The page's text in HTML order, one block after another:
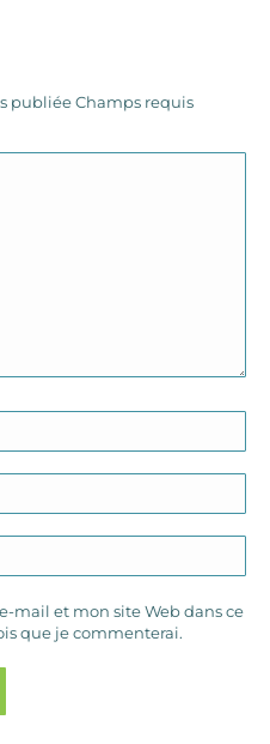
publiée Champs requis
mail et mon site Web dans ce
que je commenterai.